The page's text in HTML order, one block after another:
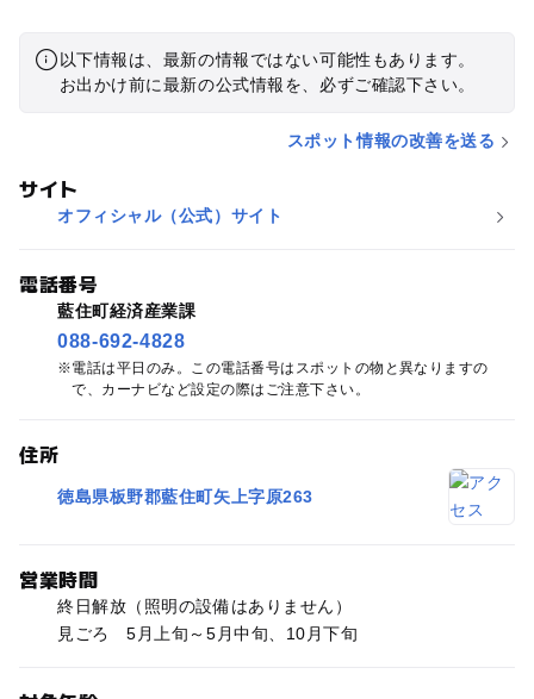
以下情報は、最新の情報ではない可能性もあります。
お出かけ前に最新の公式情報を、必ずご確認下さい。
スポット情報の改善を送る
サイト
オフィシャル（公式）サイト
電話番号
藍住町経済産業課
088-692-4828
電話は平日のみ。この電話番号はスポットの物と異なりますの
で、カーナビなど設定の際はご注意下さい。
住所
徳島県板野郡藍住町矢上字原263
営業時間
終日解放（照明の設備はありません）
見ごろ 5月上旬～5月中旬、10月下旬